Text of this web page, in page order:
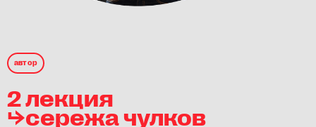
автор
2 лекция
⮡сережа чулков